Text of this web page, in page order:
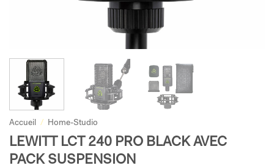
Accueil / Home-Studio
LEWITT LCT 240 PRO BLACK AVEC
PACK SUSPENSION